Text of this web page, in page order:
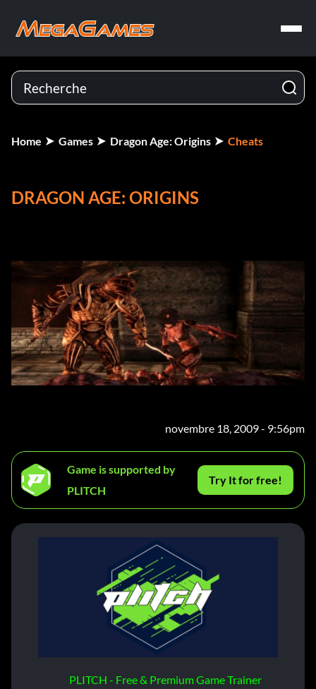
Home Games Dragon Age: Origins Cheats
DRAGON AGE: ORIGINS
novembre 18, 2009 - 9:56pm
Game is supported by
PLITCH
Try It for free!
PLITCH - Free & Premium Game Trainer